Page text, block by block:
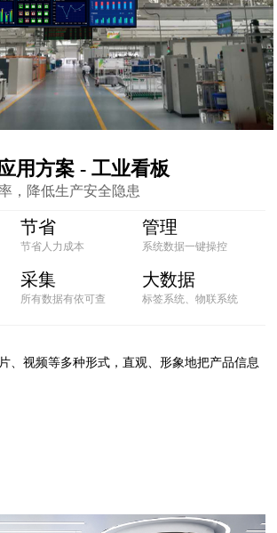
用方案 - 工业看板
，降低生产安全隐患
节省
节省人力成本
管理
系统数据一键操控
采集
所有数据有依可查
大数据
标签系统、物联系统
、视频等多种形式，直观、形象地把产品信息